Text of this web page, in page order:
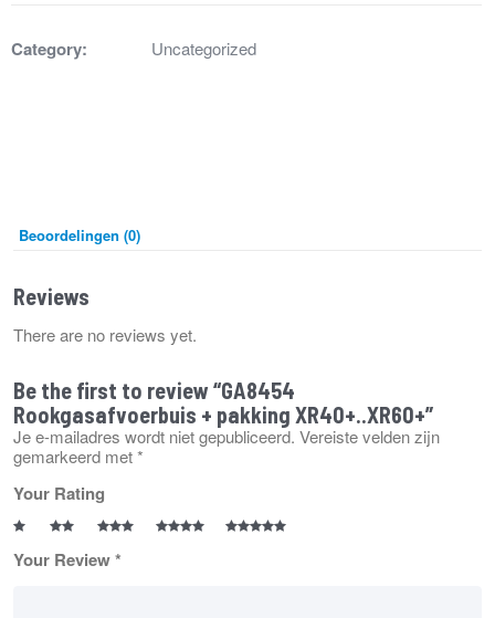
Category: Uncategorized
Beoordelingen (0)
Reviews
There are no reviews yet.
Be the first to review “GA8454
Rookgasafvoerbuis + pakking XR40+..XR60+”
Je e-mailadres wordt niet gepubliceerd. Vereiste velden zijn
gemarkeerd met*
Your Rating
Your Review*